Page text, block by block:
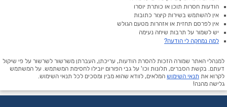
הודעות חסרות תוכן או כותרת יוסרו
אין להשתמש בשירות קיצור כתובות
אין לפרסם תחזית או אזהרות מטעם הגולש
יש לשמור על תרבות שיחה נעימה
למה נמחקה לי הודעה?
למנהלי האתר שמורה הזכות להסרת הודעות, עריכתן, העברתן משרשור לשרשור על פי שיקול
דעתם. בקשת הסברים, תלונות וכו' על גבי הפורום יובילו לחסימת המשתמש. על המשתמש
לקרוא את תנאי השימוש המלאים, לוודא שהוא מבין ומסכים לכל תנאי השימוש.
גלישה מהנה!